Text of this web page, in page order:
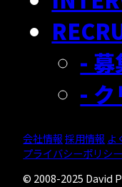
- 募
- ク
会社情報 採用情報 よ
プライバシーポリシー
© 2008-2025 David